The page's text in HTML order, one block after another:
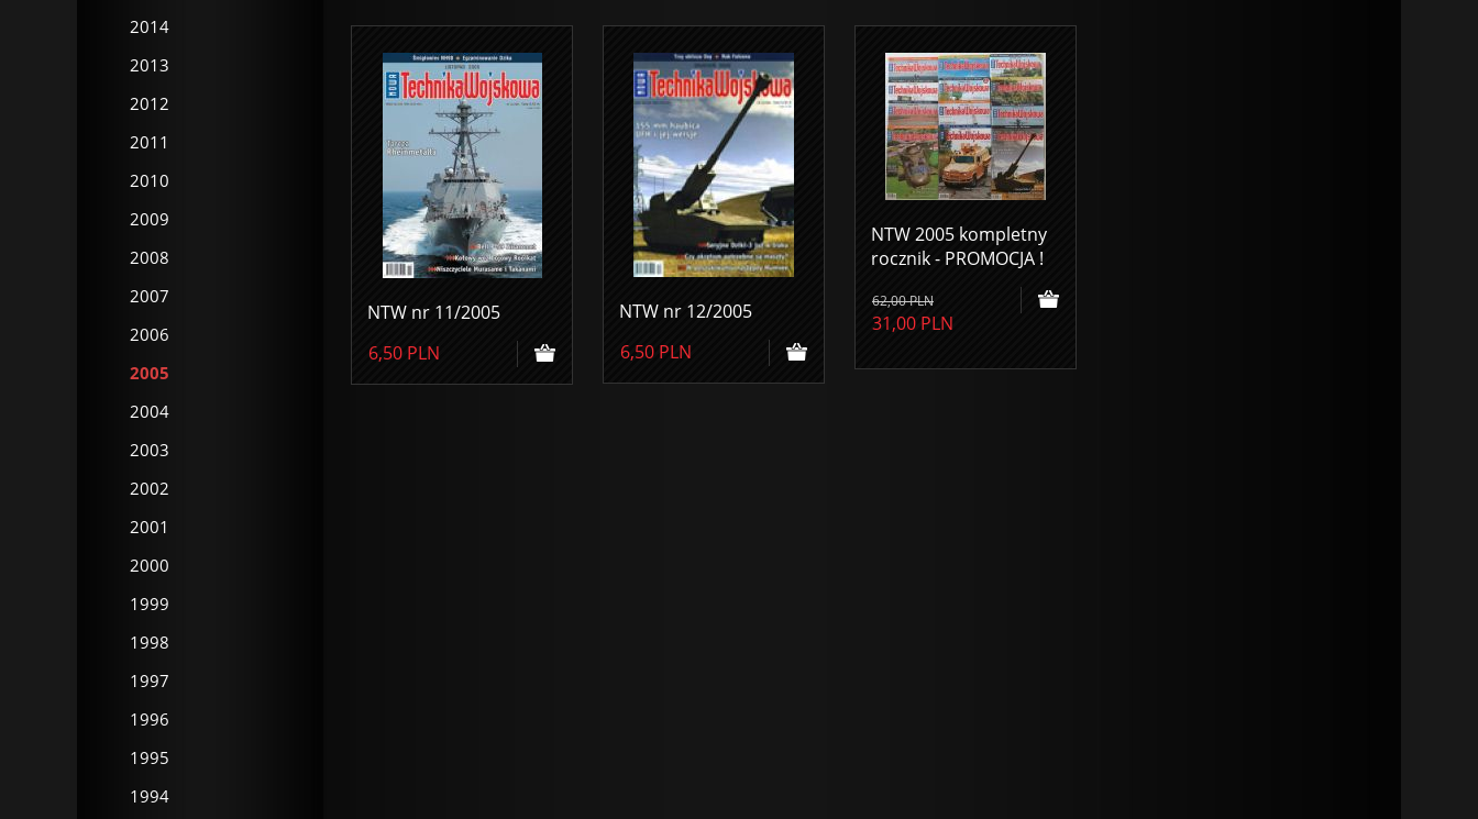
NTW nr 11/2005
6,50 PLN
NTW nr 12/2005
6,50 PLN
NTW 2005 kompletny
rocznik - PROMOCJA !
62,00PLN
31,00 PLN
2014
2013
2012
2011
2010
2009
2008
2007
2006
2005
2004
2003
2002
2001
2000
1999
1998
1997
1996
1995
1994